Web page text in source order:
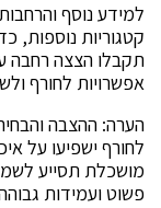
למידע נוסף
קטגוריות נוספות,
תקבלו הצצה רחבה
אפשרויות לחורף
הערה: ההצבה
לחורף ישפיעו על
מושכלת תסייע
פשוט ועמידות